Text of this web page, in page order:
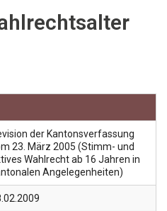
der Kantonsverfassung
23. März 2005 (Stimm- und
Wahlrecht ab 16 Jahren in
Angelegenheiten)